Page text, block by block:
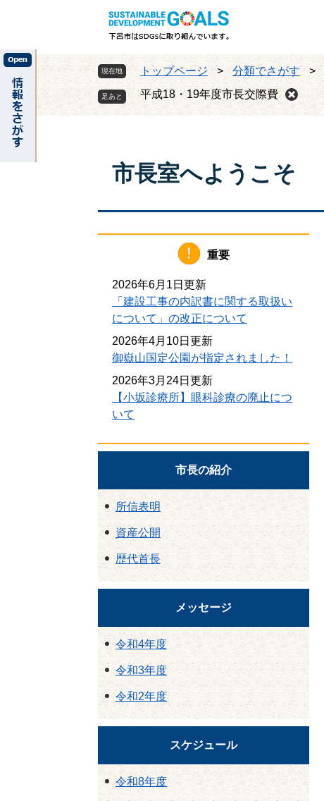
の
ー
現在地 トップページ > 分類でさがす >
平成18・19年度市長交際費
市長室へようこそ
重要
2026年6月1日更新
「建設工事の内訳書に関する取扱い
について」の改正について
2026年4月10日更新
御嶽山国定公園が指定されました！
2026年3月24日更新
【小坂診療所】眼科診療の廃止につ
いて
市長の紹介
所信表明
資産公開
歴代首長
メッセージ
令和4年度
令和3年度
令和2年度
スケジュール
令和8年度